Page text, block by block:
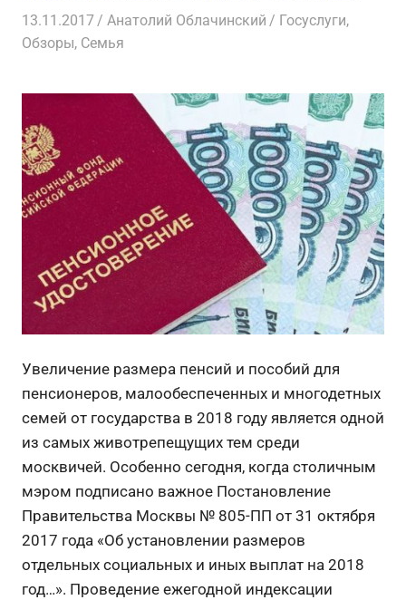
13.11.2017 Анатолий Облачинский Госуслуги,
Обзоры, Семья
Увеличение размера пенсий и пособий для
пенсионеров, малообеспеченных и многодетных
семей от государства в 2018 году является одной
из самых животрепещущих тем среди
москвичей. Особенно сегодня, когда столичным
мэром подписано важное Постановление
Правительства Москвы № 805-ПП от 31 октября
2017 года «Об установлении размеров
отдельных социальных и иных выплат на 2018
год…». Проведение ежегодной индексации